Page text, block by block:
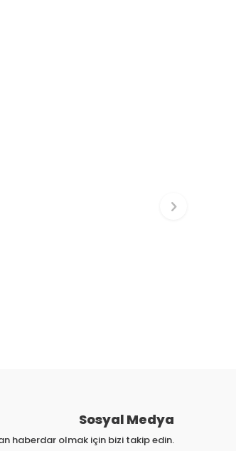
Sosyal Medya
haberdar olmak için bizi takip edin.